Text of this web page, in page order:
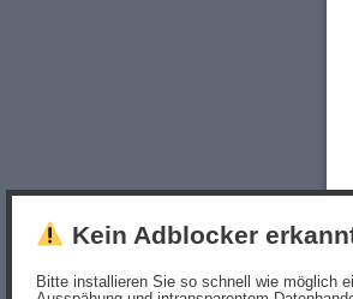
Kein Adblocker
Bitte installieren Sie so schnell wie möglich